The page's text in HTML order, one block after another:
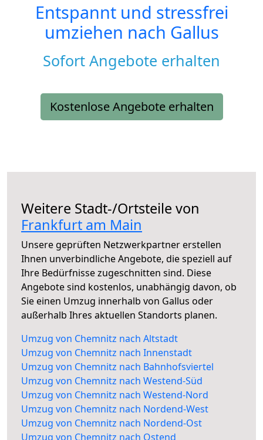
Entspannt und stressfrei
umziehen nach Gallus
Sofort Angebote erhalten
Kostenlose Angebote erhalten
Weitere Stadt-/Ortsteile von
Frankfurt am Main
Unsere geprüften Netzwerkpartner erstellen
Ihnen unverbindliche Angebote, die speziell auf
Ihre Bedürfnisse zugeschnitten sind. Diese
Angebote sind kostenlos, unabhängig davon, ob
Sie einen Umzug innerhalb von Gallus oder
außerhalb Ihres aktuellen Standorts planen.
Umzug von Chemnitz nach Altstadt
Umzug von Chemnitz nach Innenstadt
Umzug von Chemnitz nach Bahnhofsviertel
Umzug von Chemnitz nach Westend-Süd
Umzug von Chemnitz nach Westend-Nord
Umzug von Chemnitz nach Nordend-West
Umzug von Chemnitz nach Nordend-Ost
Umzug von Chemnitz nach Ostend